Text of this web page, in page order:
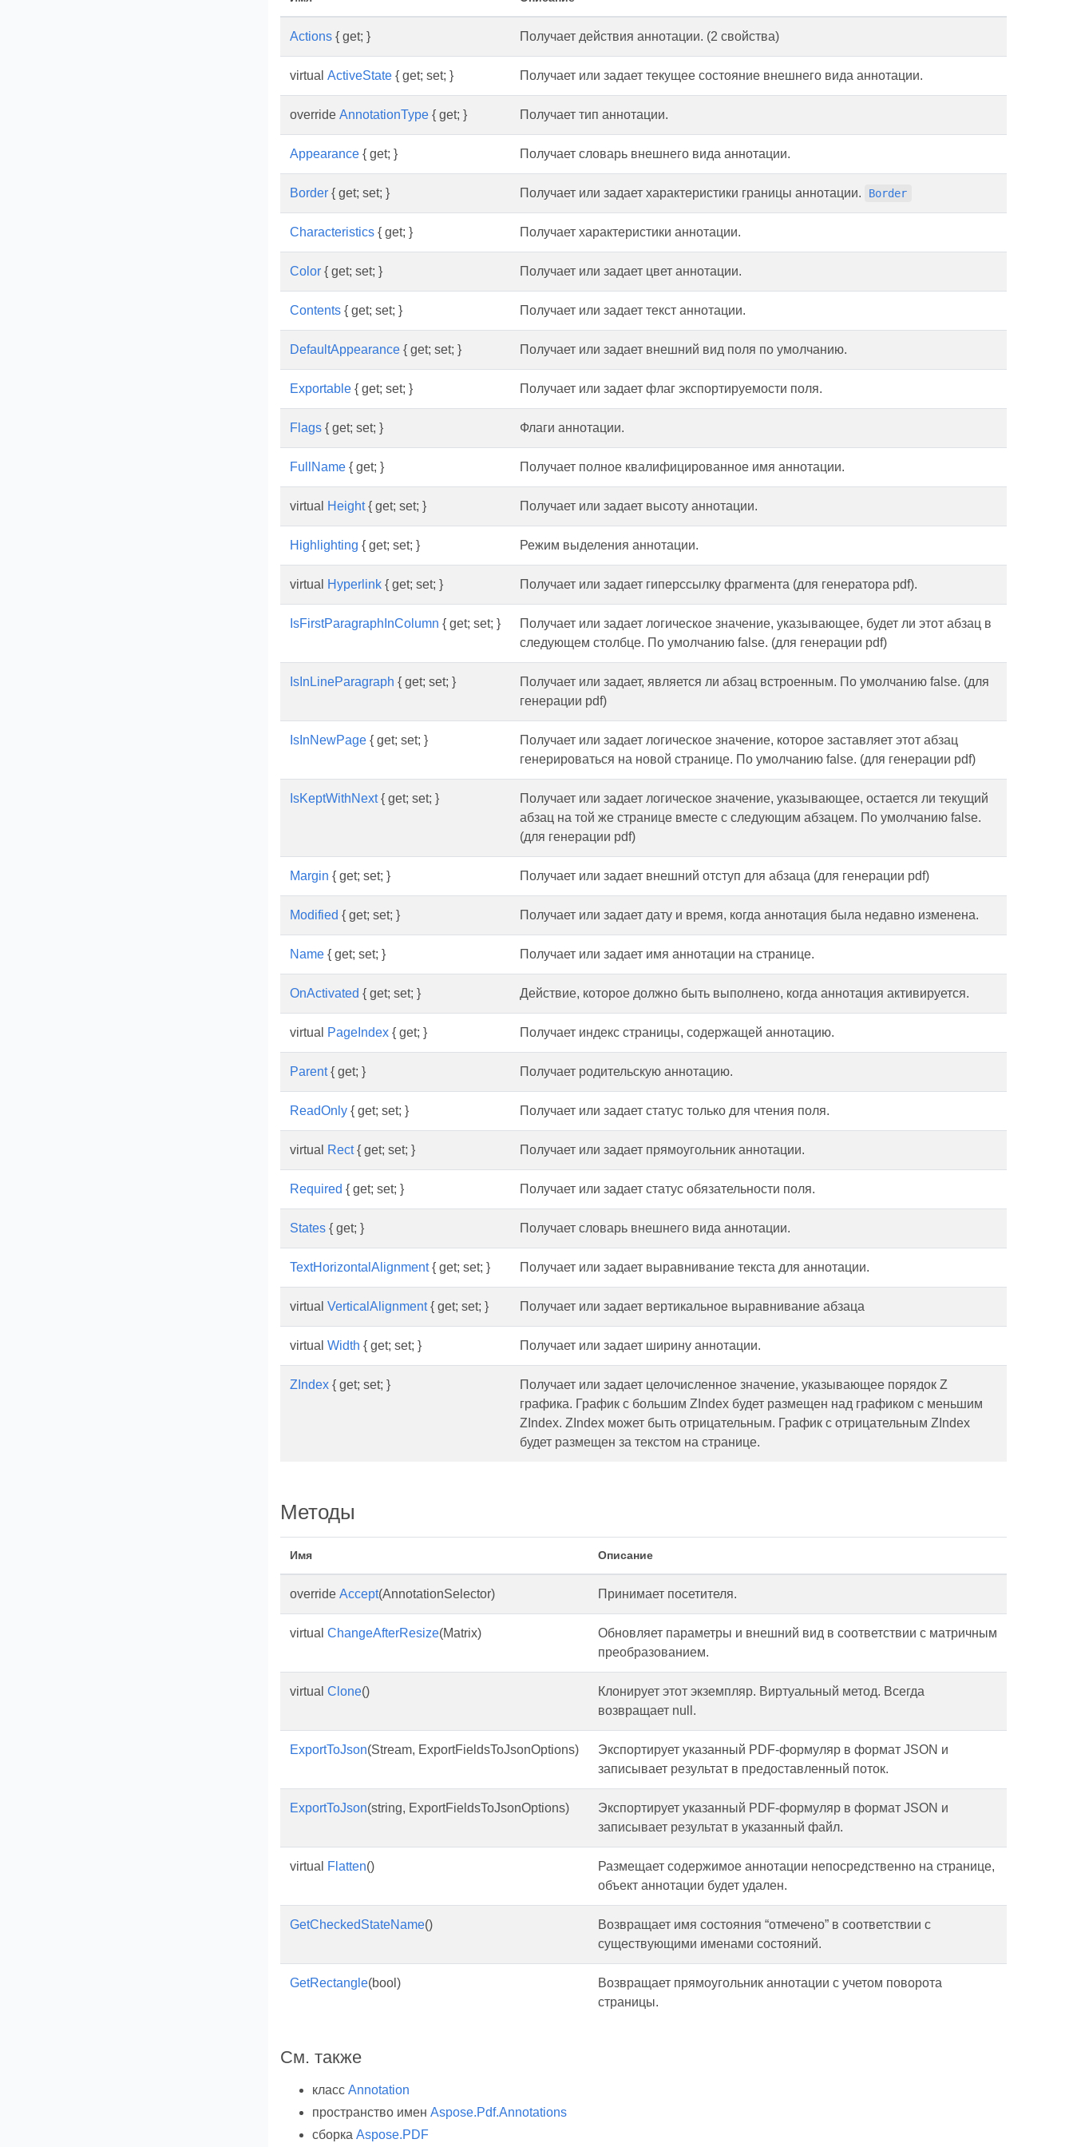
Actions { get; } Получает действия аннотации. (2 свойства)
virtual ActiveState { get; set; } Получает или задает текущее состояние внешнего вида аннотации.
override AnnotationType { get; } Получает тип аннотации.
Appearance { get; } Получает словарь внешнего вида аннотации.
Border { get; set; } Получает или задает характеристики границы аннотации. Border
Characteristics { get; } Получает характеристики аннотации.
Color { get; set; } Получает или задает цвет аннотации.
Contents { get; set; } Получает или задает текст аннотации.
DefaultAppearance { get; set; } Получает или задает внешний вид поля по умолчанию.
Exportable { get; set; } Получает или задает флаг экспортируемости поля.
Flags { get; set; } Флаги аннотации.
FullName { get; } Получает полное квалифицированное имя аннотации.
virtual Height{ get; set; } Получает или задает высоту аннотации.
Highlighting { get; set; } Режим выделения аннотации.
virtual Hyperlink { get; set; } Получает или задает гиперссылку фрагмента (для генератора pdf).
IsFirstParagraphInColumn { get; set; }
Получает или задает логическое значение, указывающее, будет ли этот абзац в
следующем столбце. По умолчанию false. (для генерации pdf)
IsInLineParagraph { get; set; }
Получает или задает, является ли абзац встроенным. По умолчанию false. (для
генерации pdf)
IsInNewPage { get; set; }
Получает или задает логическое значение, которое заставляет этот абзац
генерироваться на новой странице. По умолчанию false. (для генерации pdf)
IsKeptWithNext{ get; set; }
Получает или задает логическое значение, указывающее, остается ли текущий
абзац на той же странице вместе с следующим абзацем. По умолчанию false.
(для генерации pdf)
Margin { get; set; } Получает или задает внешний отступ для абзаца (для генерации pdf)
Modified { get; set; } Получает или задает дату и время, когда аннотация была недавно изменена.
Name { get; set; } Получает или задает имя аннотации на странице.
OnActivated { get; set; } Действие, которое должно быть выполнено, когда аннотация активируется.
virtual PageIndex { get; } Получает индекс страницы, содержащей аннотацию.
Parent{ get; } Получает родительскую аннотацию.
ReadOnly { get; set; } Получает или задает статус только для чтения поля.
virtual Rect{ get; set; } Получает или задает прямоугольник аннотации.
Required { get; set; } Получает или задает статус обязательности поля.
States { get; } Получает словарь внешнего вида аннотации.
TextHorizontalAlignment{ get; set; } Получает или задает выравнивание текста для аннотации.
virtual VerticalAlignment{ get; set; } Получает или задает вертикальное выравнивание абзаца
virtual Width { get; set; } Получает или задает ширину аннотации.
ZIndex { get; set; }
Получает или задает целочисленное значение, указывающее порядок Z
графика. График с большим ZIndex будет размещен над графиком с меньшим
ZIndex. ZIndex может быть отрицательным. График с отрицательным ZIndex
будет размещен за текстом на странице.
Методы
Имя Описание
override Accept(AnnotationSelector) Принимает посетителя.
virtual ChangeAfterResize(Matrix)
Обновляет параметры и внешний вид в соответствии с матричным
преобразованием.
virtual Clone()
Клонирует этот экземпляр. Виртуальный метод. Всегда
возвращает null.
ExportToJson(Stream, ExportFieldsToJsonOptions)
Экспортирует указанный PDF-формуляр в формат JSON и
записывает результат в предоставленный поток.
ExportToJson(string, ExportFieldsToJsonOptions)
Экспортирует указанный PDF-формуляр в формат JSON и
записывает результат в указанный файл.
virtual Flatten()
Размещает содержимое аннотации непосредственно на странице,
объект аннотации будет удален.
GetCheckedStateName()
Возвращает имя состояния “отмечено” в соответствии с
существующими именами состояний.
GetRectangle(bool)
Возвращает прямоугольник аннотации с учетом поворота
страницы.
См. также
класс Annotation
пространство имен Aspose.Pdf.Annotations
сборка Aspose.PDF